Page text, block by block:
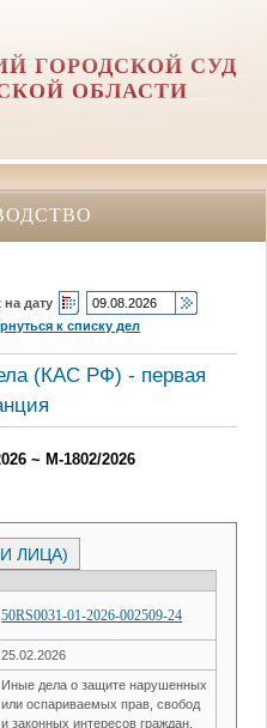
ГОРОДСКОЙ СУД
ОБЛАСТИ
дату
к списку дел
(КАC РФ) - первая
~ М-1802/2026
ЛИЦА)
50RS0031-01-2026-002509-24
25.02.2026
Иные дела о защите нарушенных
или оспариваемых прав, свобод
и законных интересов граждан,